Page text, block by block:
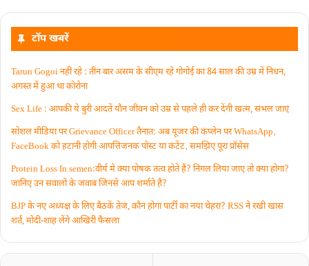
टॉप खबरें
Tarun Gogoi नहीं रहे : तीन बार असम के सीएम रहे गोगोई का 84 साल की उम्र में निधन,
अगस्त में हुआ था कोरोना
Sex Life : आपकी ये बुरी आदतें याैन जीवन को उम्र से पहले ही कर देंगी खत्म, संभल जाएं
सोशल मीडिया पर Grievance Officer तैनात: अब यूजर की कंप्लेन पर WhatsApp‚
FaceBook को हटानी होगी आपत्तिजनक पोस्ट या कंटेंट‚ समझिए पूरा प्रॉसेस
Protein Loss In semen:वीर्य में क्या पोषक तत्व होते हैं? निगल लिया जाए तो क्या होगा?
जानिए उन सवालों के जवाब जिनसे आप शर्माते हैं?
BJP के नए अध्यक्ष के लिए बैठकें तेज, कौन होगा पार्टी का नया चेहरा? RSS ने रखी खास
शर्त, मोदी-शाह लेंगे आखिरी फैसला